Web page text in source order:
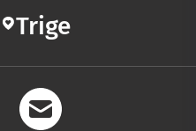
Trige